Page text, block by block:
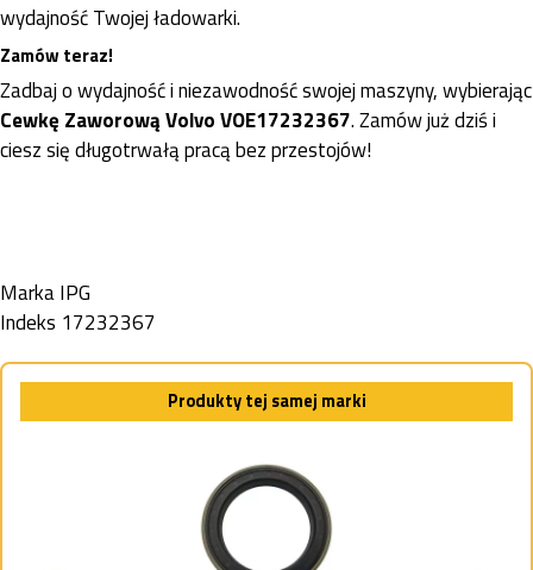
wydajność Twojej ładowarki.
Zamów teraz!
Zadbaj o wydajność i niezawodność swojej maszyny, wybierając
Cewkę Zaworową Volvo VOE17232367. Zamów już dziś i
ciesz się długotrwałą pracą bez przestojów!
MarkaIPG
Indeks 17232367
Produkty tej samej marki